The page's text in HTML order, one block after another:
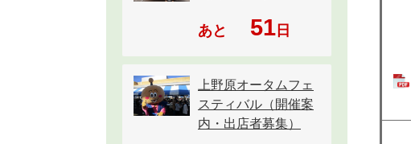
あと 51日
上野原オータムフェ
スティバル（開催案
内・出店者募集）